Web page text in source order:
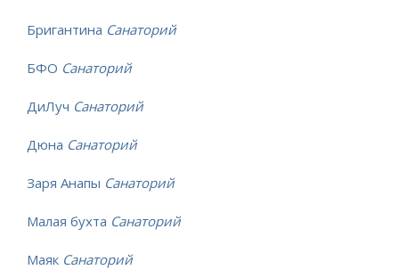
Бригантина Санаторий
БФО Санаторий
ДиЛуч Санаторий
Дюна Санаторий
Заря Анапы Санаторий
Малая бухта Санаторий
Маяк Санаторий